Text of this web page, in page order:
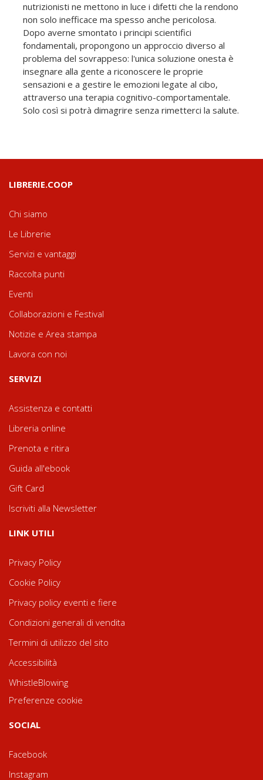
nutrizionisti ne mettono in luce i difetti che la rendono
non solo inefficace ma spesso anche pericolosa.
Dopo averne smontato i principi scientifici
fondamentali, propongono un approccio diverso al
problema del sovrappeso: l'unica soluzione onesta è
insegnare alla gente a riconoscere le proprie
sensazioni e a gestire le emozioni legate al cibo,
attraverso una terapia cognitivo-comportamentale.
Solo così si potrà dimagrire senza rimetterci la salute.
LIBRERIE.COOP
Chi siamo
Le Librerie
Servizi e vantaggi
Raccolta punti
Eventi
Collaborazioni e Festival
Notizie e Area stampa
Lavora con noi
SERVIZI
Assistenza e contatti
Libreria online
Prenota e ritira
Guida all'ebook
Gift Card
Iscriviti alla Newsletter
LINK UTILI
Privacy Policy
Cookie Policy
Privacy policy eventi e fiere
Condizioni generali di vendita
Termini di utilizzo del sito
Accessibilità
WhistleBlowing
Preferenze cookie
SOCIAL
Facebook
Instagram